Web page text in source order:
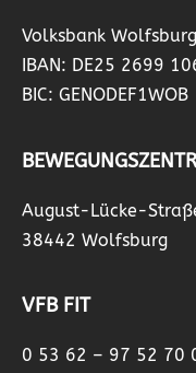
Volksbank
IBAN: DE25 2699
BIC: GENODEF1WOB
August-Lücke-
38442 Wolfsburg
VFB FIT
0 53 62 – 97 52 70